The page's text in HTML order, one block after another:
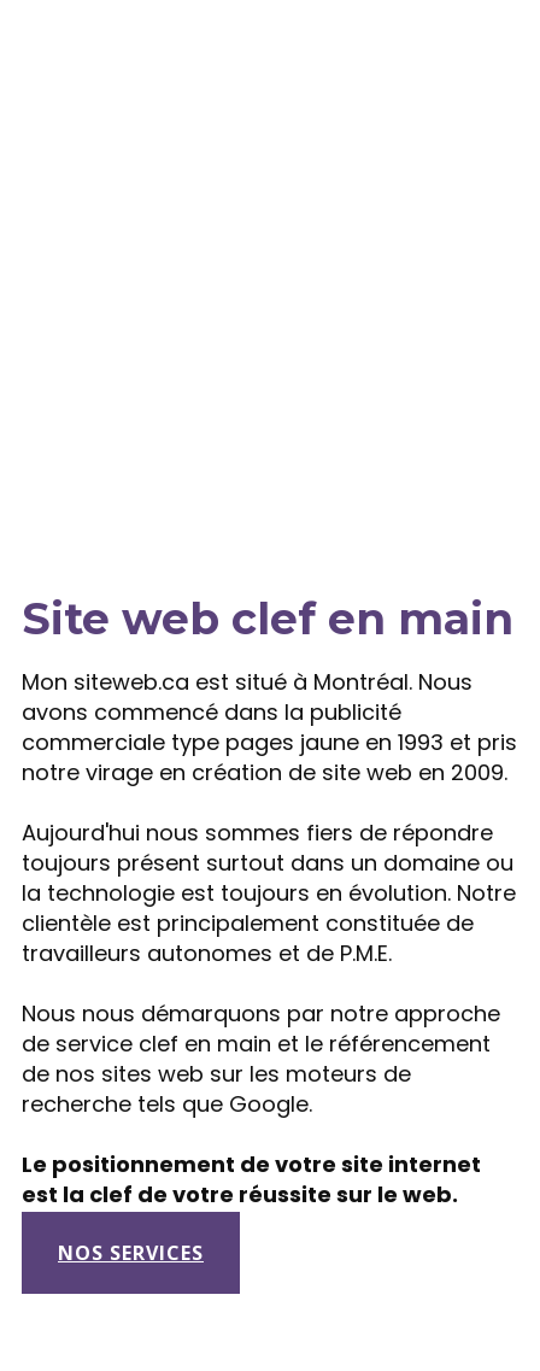
Expertise
Site web clef en main
Mon siteweb.ca est situé à Montréal. Nous
avons commencé dans la publicité
commerciale type pages jaune en 1993 et pris
notre virage en création de site web en 2009.
Aujourd'hui nous sommes fiers de répondre
toujours présent surtout dans un domaine ou
la technologie est toujours en évolution. Notre
clientèle est principalement constituée de
travailleurs autonomes et de P.M.E.
Nous nous démarquons par notre approche
de service clef en main et le référencement
de nos sites web sur les moteurs de
recherche tels que Google.
Le positionnement de votre site internet
est la clef de votre réussite sur le web.
NOS SERVICES